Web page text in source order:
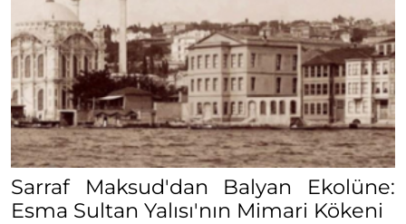
Sarraf Maksud'dan Balyan Ekolüne:
Esma Sultan Yalısı'nın Mimari Kökeni